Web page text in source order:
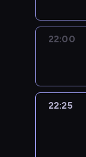
22:00
22:25